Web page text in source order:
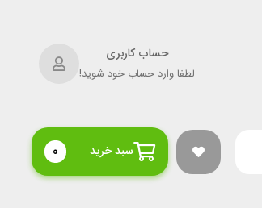
حساب کاربری
لطفا وارد حساب خود شوید!
سبد خرید 0